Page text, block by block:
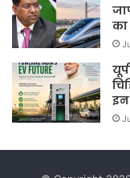
का
इन